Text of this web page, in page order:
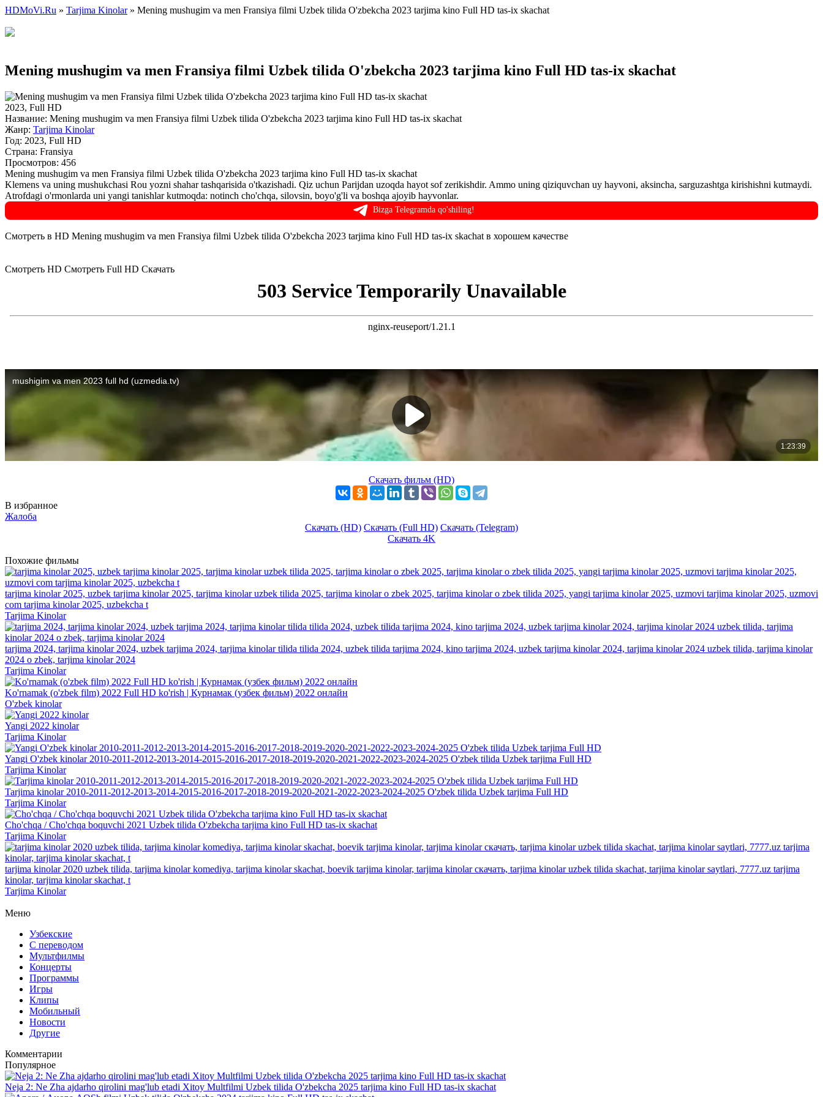
HDMoVi.Ru » Tarjima Kinolar» Mening mushugim va men Fransiya filmi Uzbek tilida O'zbekcha 2023 tarjima kino Full HD tas-ix skachat
Mening mushugim va men Fransiya filmi Uzbek tilida O'zbekcha 2023 tarjima kino Full HD tas-ix skachat
2023, Full HD
Название: Mening mushugim va men Fransiya filmi Uzbek tilida O'zbekcha 2023 tarjima kino Full HD tas-ix skachat
Жанр: Tarjima Kinolar
Год: 2023, Full HD
Страна: Fransiya
Просмотров: 456
Mening mushugim va men Fransiya filmi Uzbek tilida O'zbekcha 2023 tarjima kino Full HD tas-ix skachat
Klemens va uning mushukchasi Rou yozni shahar tashqarisida o'tkazishadi. Qiz uchun Parijdan uzoqda hayot sof zerikishdir. Ammo uning qiziquvchan uy hayvoni, aksincha, sarguzashtga kirishishni kutmaydi.
Atrofdagi o'rmonlarda uni yangi tanishlar kutmoqda: notinch cho'chqa, silovsin, boyo'g'li va boshqa ajoyib hayvonlar.
Bizga Telegramda qo'shiling!
Смотреть в HD Mening mushugim va men Fransiya filmi Uzbek tilida O'zbekcha 2023 tarjima kino Full HD tas-ix skachat в хорошем качестве
Смотреть HD Смотреть Full HD Скачать
Скачать фильм (HD)
В избранное
Жалоба
Скачать (HD) Скачать (Full HD) Скачать (Telegram)
Скачать 4K
Похожие фильмы
tarjima kinolar 2025, uzbek tarjima kinolar 2025, tarjima kinolar uzbek tilida 2025, tarjima kinolar o zbek 2025, tarjima kinolar o zbek tilida 2025, yangi tarjima kinolar 2025, uzmovi tarjima kinolar 2025, uzmovi
com tarjima kinolar 2025, uzbekcha t
Tarjima Kinolar
tarjima 2024, tarjima kinolar 2024, uzbek tarjima 2024, tarjima kinolar tilida tilida 2024, uzbek tilida tarjima 2024, kino tarjima 2024, uzbek tarjima kinolar 2024, tarjima kinolar 2024 uzbek tilida, tarjima kinolar
2024 o zbek, tarjima kinolar 2024
Tarjima Kinolar
Ko'rnamak (o'zbek film) 2022 Full HD ko'rish | Курнамак (узбек фильм) 2022 онлайн
O'zbek kinolar
Yangi 2022 kinolar
Tarjima Kinolar
Yangi O'zbek kinolar 2010-2011-2012-2013-2014-2015-2016-2017-2018-2019-2020-2021-2022-2023-2024-2025 O'zbek tilida Uzbek tarjima Full HD
Tarjima Kinolar
Tarjima kinolar 2010-2011-2012-2013-2014-2015-2016-2017-2018-2019-2020-2021-2022-2023-2024-2025 O'zbek tilida Uzbek tarjima Full HD
Tarjima Kinolar
Cho'chqa / Cho'chqa boquvchi 2021 Uzbek tilida O'zbekcha tarjima kino Full HD tas-ix skachat
Tarjima Kinolar
tarjima kinolar 2020 uzbek tilida, tarjima kinolar komediya, tarjima kinolar skachat, boevik tarjima kinolar, tarjima kinolar скачать, tarjima kinolar uzbek tilida skachat, tarjima kinolar saytlari, 7777.uz tarjima
kinolar, tarjima kinolar skachat, t
Tarjima Kinolar
Меню
Узбекские
С переводом
Мультфилмы
Концерты
Программы
Игры
Клипы
Мобильный
Новости
Другие
Комментарии
Популярное
Neja 2: Ne Zha ajdarho qirolini mag'lub etadi Xitoy Multfilmi Uzbek tilida O'zbekcha 2025 tarjima kino Full HD tas-ix skachat